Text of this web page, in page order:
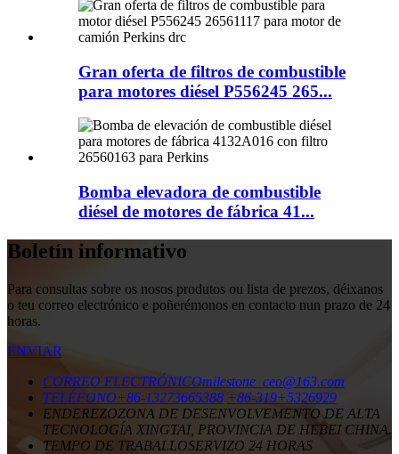
Gran oferta de filtros de combustible
para motores diésel P556245 265...
Bomba elevadora de combustible
diésel de motores de fábrica 41...
Boletín informativo
Para consultas sobre os nosos produtos ou lista de prezos, déixanos
o teu correo electrónico e poñerémonos en contacto nun prazo de 24
horas.
ENVIAR
CORREO ELECTRÓNICOmilestone_ceo@163.com
TELÉFONO+86-13273665388 +86-319+5326929
ENDEREZOZONA DE DESENVOLVEMENTO DE ALTA
TECNOLOGÍA XINGTAI, PROVINCIA DE HEBEI CHINA.
TEMPO DE TRABALLOSERVIZO 24 HORAS